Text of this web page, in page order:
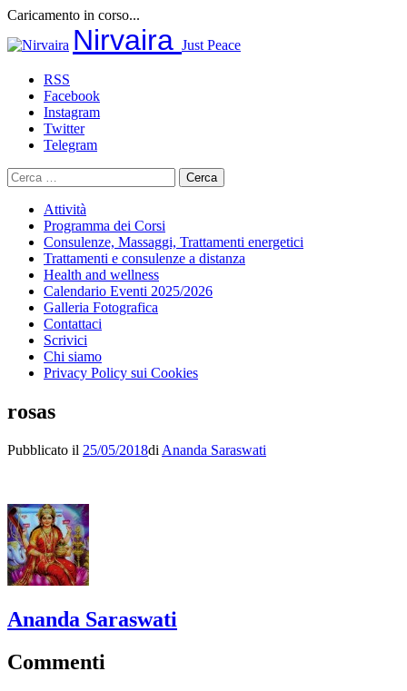
Caricamento in corso...
al
Nirvaira Just Peace
RSS
Facebook
Instagram
Twitter
Telegram
Ricerca
per:
Attività
Programma dei Corsi
Consulenze, Massaggi, Trattamenti energetici
Trattamenti e consulenze a distanza
Health and wellness
Calendario Eventi 2025/2026
Galleria Fotografica
Contattaci
Scrivici
Chi siamo
Privacy Policy sui Cookies
rosas
Pubblicato il 25/05/2018di Ananda Saraswati
Ananda Saraswati
Commenti